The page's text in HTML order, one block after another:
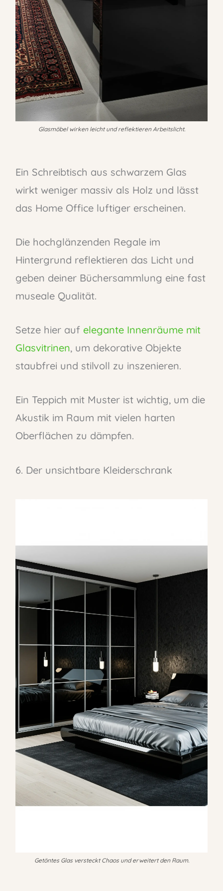
Glasmöbel wirken leicht und reflektieren Arbeitslicht.
Ein Schreibtisch aus schwarzem Glas
wirkt weniger massiv als Holz und lässt
das Home Office luftiger erscheinen.
Die hochglänzenden Regale im
Hintergrund reflektieren das Licht und
geben deiner Büchersammlung eine fast
museale Qualität.
Setze hier auf elegante Innenräume mit
Glasvitrinen, um dekorative Objekte
staubfrei und stilvoll zu inszenieren.
Ein Teppich mit Muster ist wichtig, um die
Akustik im Raum mit vielen harten
Oberflächen zu dämpfen.
6. Der unsichtbare Kleiderschrank
Getöntes Glas versteckt Chaos und erweitert den Raum.